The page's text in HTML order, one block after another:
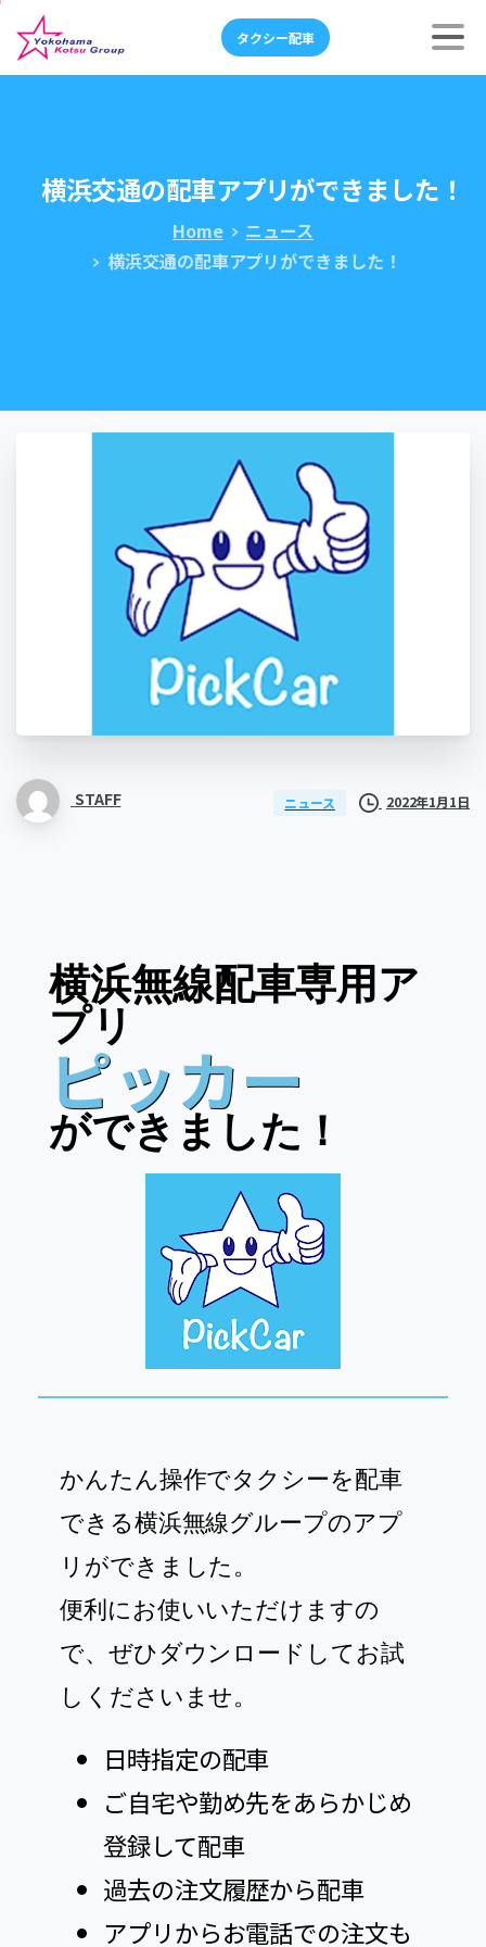
タクシー配車
横浜交通の配車アプリができました！
Home
ニュース
横浜交通の配車アプリができました！
STAFF ニュース 2022年1月1日
横浜無線配車専用ア
プリ
ピッカー
ができました！
かんたん操作でタクシーを配車
できる横浜無線グループのアプ
リができました。
便利にお使いいただけますの
で、ぜひダウンロードしてお試
しくださいませ。
日時指定の配車
ご自宅や勤め先をあらかじめ
登録して配車
過去の注文履歴から配車
アプリからお電話での注文も